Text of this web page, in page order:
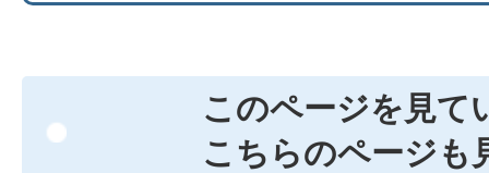
このページを見て
こちらのページも